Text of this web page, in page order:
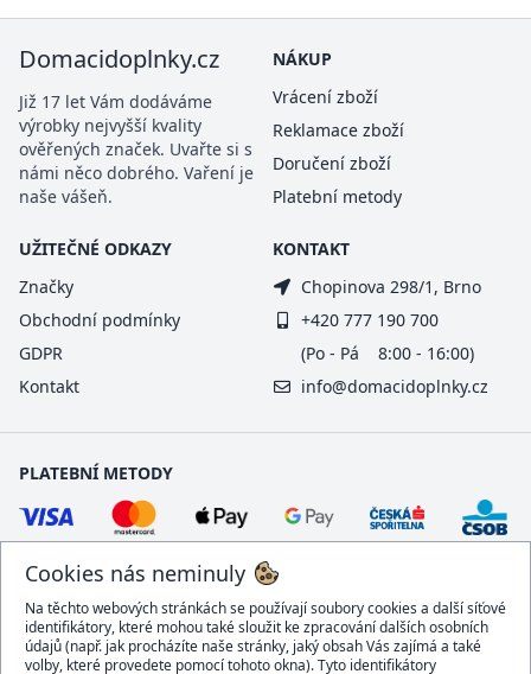
Cookies nás neminuly
Na těchto webových stránkách se používají soubory cookies a další síťové
identifikátory, které mohou také sloužit ke zpracování dalších osobních
údajů (např. jak procházíte naše stránky, jaký obsah Vás zajímá a také
volby, které provedete pomocí tohoto okna). Tyto identifikátory
Domacidoplnky.cz
Již 17 let Vám dodáváme
výrobky nejvyšší kvality
ověřených značek. Uvařte si s
námi něco dobrého. Vaření je
naše vášeň.
NÁKUP
Vrácení zboží
Reklamace zboží
Doručení zboží
Platební metody
UŽITEČNÉ ODKAZY
Značky
Obchodní podmínky
GDPR
Kontakt
KONTAKT
Chopinova 298/1, Brno
+420 777 190 700
(Po - Pá 8:00 - 16:00)
info@domacidoplnky.cz
PLATEBNÍ METODY